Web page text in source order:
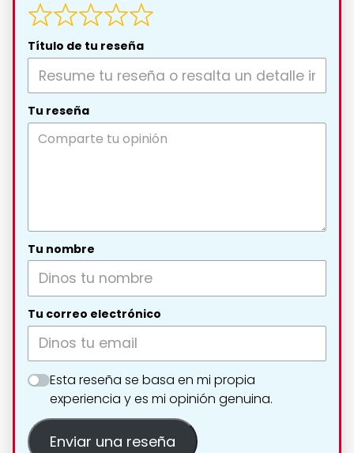
Título de tu reseña
Tu reseña
Tu nombre
Tu correo electrónico
Esta reseña se basa en mi propia
experiencia y es mi opinión genuina.
Enviar una reseña